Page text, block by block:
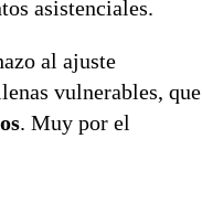
asistenciales.
al ajuste
vulnerables, que
. Muy por el